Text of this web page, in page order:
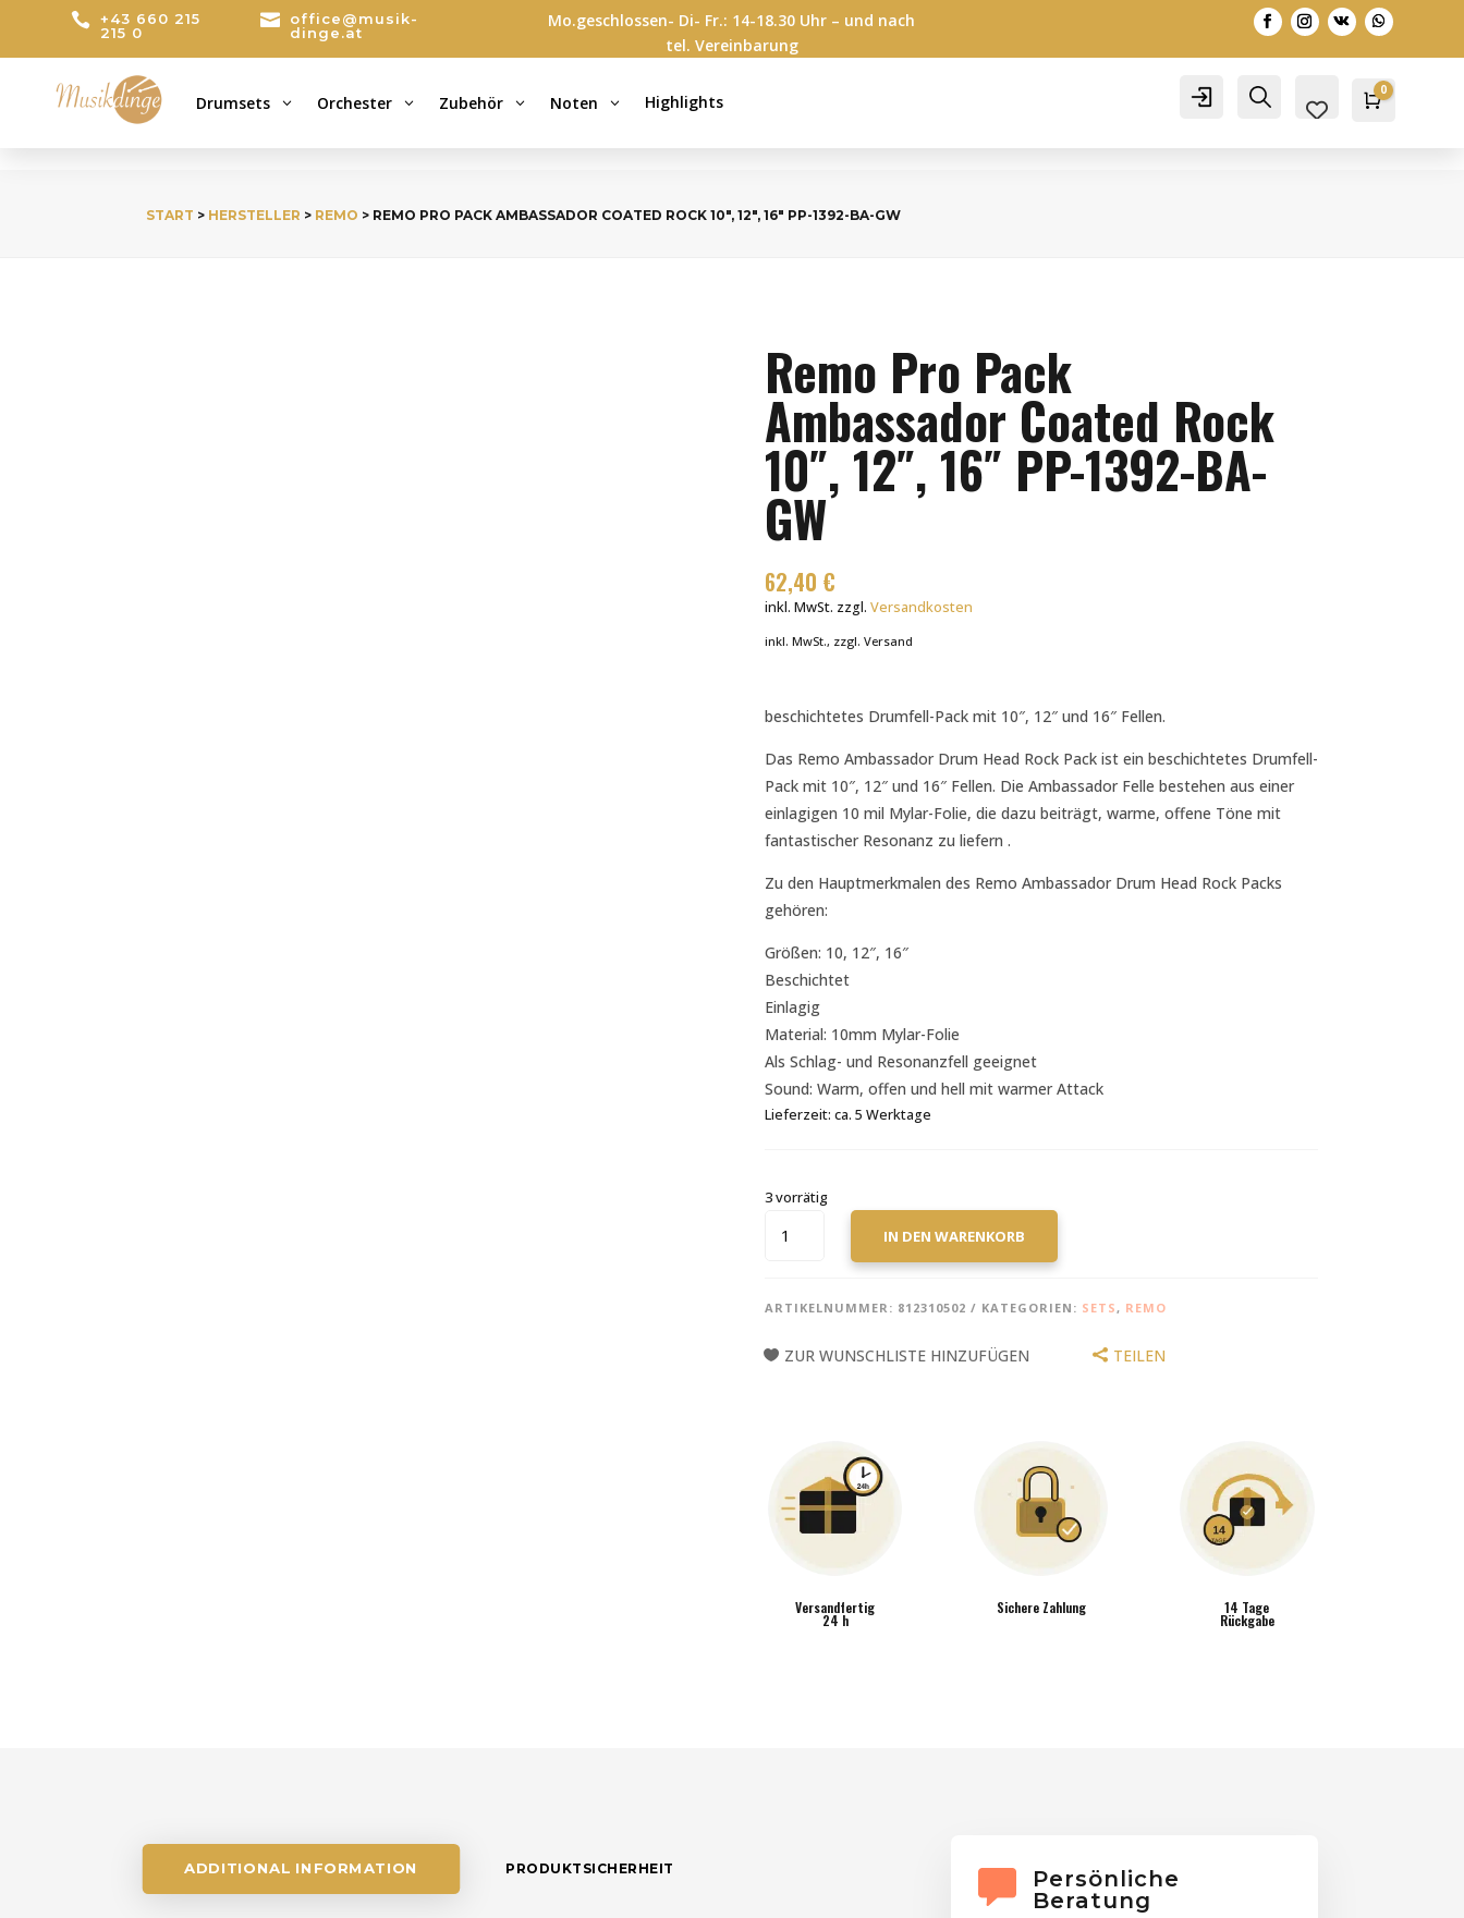
 +43 660 215
215 0

office@musik-
dinge.at
Mo.geschlossen- Di- Fr.: 14-18.30 Uhr – und nach
tel. Vereinbarung
Drumsets 3 Orchester 3 Zubehör 3 Noten 3 Highlights Account Search 0
START > HERSTELLER > REMO > REMO PRO PACK AMBASSADOR COATED ROCK 10″, 12″, 16″ PP-1392-BA-GW
Remo Pro Pack
Ambassador Coated Rock
10″, 12″, 16″ PP-1392-BA-
GW
62,40 €
inkl. MwSt. zzgl. Versandkosten
inkl. MwSt., zzgl. Versand
beschichtetes Drumfell-Pack mit 10″, 12″ und 16″ Fellen.
Das Remo Ambassador Drum Head Rock Pack ist ein beschichtetes Drumfell-
Pack mit 10″, 12″ und 16″ Fellen. Die Ambassador Felle bestehen aus einer
einlagigen 10 mil Mylar-Folie, die dazu beiträgt, warme, offene Töne mit
fantastischer Resonanz zu liefern .
Zu den Hauptmerkmalen des Remo Ambassador Drum Head Rock Packs
gehören:
Größen: 10, 12″, 16″
Beschichtet
Einlagig
Material: 10mm Mylar-Folie
Als Schlag- und Resonanzfell geeignet
Sound: Warm, offen und hell mit warmer Attack
Lieferzeit: ca. 5 Werktage
3 vorrätig
PRO
ROCK
BA-
GW
IN DEN WARENKORB
ARTIKELNUMMER: 812310502 KATEGORIEN: SETS , REMO
ZUR WUNSCHLISTE HINZUFÜGEN TEILEN
Versandfertig
24 h
Sichere Zahlung 14 Tage
Rückgabe
ADDITIONAL INFORMATION PRODUKTSICHERHEIT
Persönliche
Beratung